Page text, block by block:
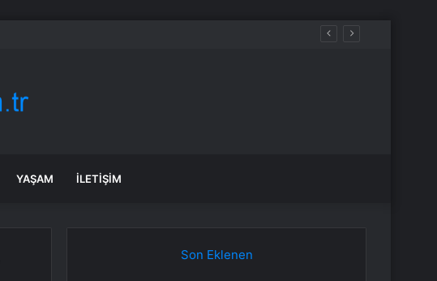
YAŞAM İLETIŞIM
Son Eklenen